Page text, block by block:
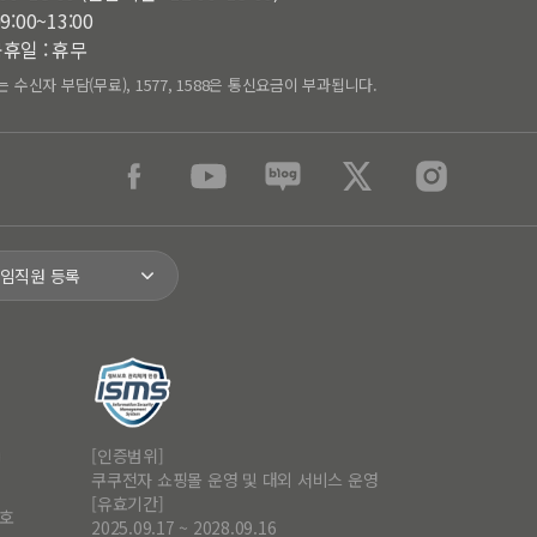
일 : 휴무
수신자 부담(무료), 1577, 1588은 통신요금이 부과됩니다.
직원 등록
[인증범위]
쿠쿠전자 쇼핑몰 운영 및 대외 서비스 운영
[유효기간]
2025.09.17 ~ 2028.09.16